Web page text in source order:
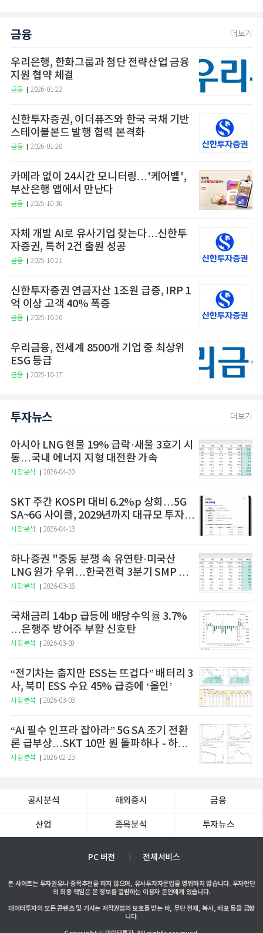
금융 더보기
우리은행, 한화그룹과 첨단 전략산업 금융
지원 협약 체결
금융 2026-01-22
신한투자증권, 이더퓨즈와 한국 국채 기반
스테이블본드 발행 협력 본격화
금융 2026-01-20
카메라 없이 24시간 모니터링…'케어벨',
부산은행 앱에서 만난다
금융 2025-10-30
자체 개발 AI로 유사기업 찾는다…신한투
자증권, 특허 2건 출원 성공
금융 2025-10-21
신한투자증권 연금자산 1조원 급증, IRP 1
억 이상 고객 40% 폭증
금융 2025-10-20
우리금융, 전세계 8500개 기업 중 최상위
ESG 등급
금융 2025-10-17
투자뉴스 더보기
아시아 LNG 현물 19% 급락·새울 3호기 시
동…국내 에너지 지형 대전환 가속
시장분석 2026-04-20
SKT 주간 KOSPI 대비 6.2%p 상회…5G
SA~6G 사이클, 2029년까지 대규모 투자
예고
시장분석 2026-04-13
하나증권 "중동 분쟁 속 유연탄·미국산
LNG 원가 우위…한국전력 3분기 SMP 상
승 전망"
시장분석 2026-03-16
국채금리 14bp 급등에 배당수익률 3.7%
…은행주 방어주 부활 신호탄
시장분석 2026-03-09
“전기차는 춥지만 ESS는 뜨겁다” 배터리 3
사, 북미 ESS 수요 45% 급증에 ‘올인’
시장분석 2026-03-03
“AI 필수 인프라 잡아라” 5G SA 조기 전환
론 급부상…SKT 10만 원 돌파하나 - 하나
증권
시장분석 2026-02-23
공시분석 해외증시 금융
산업 종목분석 투자뉴스
PC 버전 전체서비스
본 사이트는 투자권유나 종목추천을 하지 않으며, 유사투자자문업을 영위하지 않습니다. 투자판단
의 최종 책임은 본 정보를 열람하는 이용자 본인에게 있습니다.
데이터투자의 모든 콘텐츠 및 기사는 저작권법의 보호를 받는 바, 무단 전재, 복사, 배포 등을 금합
니다.